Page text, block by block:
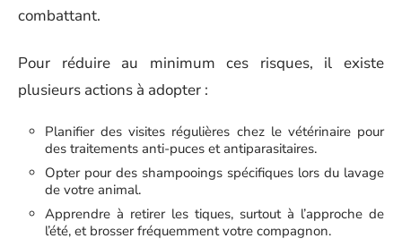
combattant.
Pour réduire au minimum ces risques, il existe
plusieurs actions à adopter :
Planifier des visites régulières chez le vétérinaire pour
des traitements anti-puces et antiparasitaires.
Opter pour des shampooings spécifiques lors du lavage
de votre animal.
Apprendre à retirer les tiques, surtout à l’approche de
l’été, et brosser fréquemment votre compagnon.